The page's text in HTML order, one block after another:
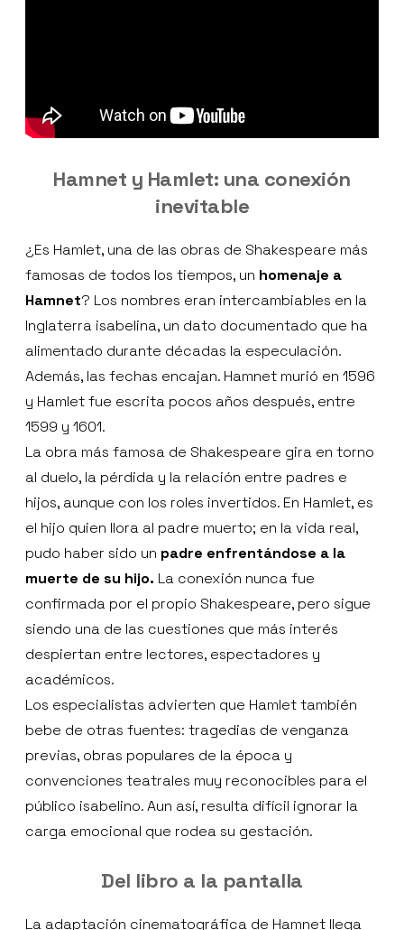
Hamnet y Hamlet: una conexión
inevitable
¿Es Hamlet, una de las obras de Shakespeare más
famosas de todos los tiempos, un homenaje a
Hamnet? Los nombres eran intercambiables en la
Inglaterra isabelina, un dato documentado que ha
alimentado durante décadas la especulación.
Además, las fechas encajan. Hamnet murió en 1596
y Hamlet fue escrita pocos años después, entre
1599 y 1601.
La obra más famosa de Shakespeare gira en torno
al duelo, la pérdida y la relación entre padres e
hijos, aunque con los roles invertidos. En Hamlet, es
el hijo quien llora al padre muerto; en la vida real,
pudo haber sido un padre enfrentándose a la
muerte de su hijo. La conexión nunca fue
confirmada por el propio Shakespeare, pero sigue
siendo una de las cuestiones que más interés
despiertan entre lectores, espectadores y
académicos.
Los especialistas advierten que Hamlet también
bebe de otras fuentes: tragedias de venganza
previas, obras populares de la época y
convenciones teatrales muy reconocibles para el
público isabelino. Aun así, resulta difícil ignorar la
carga emocional que rodea su gestación.
Del libro a la pantalla
La adaptación cinematográfica de Hamnet llega